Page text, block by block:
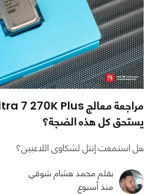
يستحق كل هذه الضجة؟
هل استمعت إنتل لشكاوى اللاعبين؟
بقلم محمد هشام شوقي
منذ أسبوع